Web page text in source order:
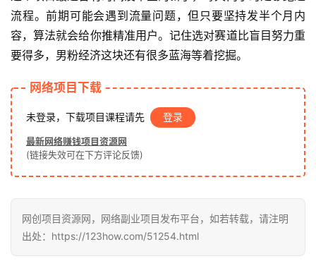
首
页
创
赚
目
流程。前期可能会遇到流量问题，但只要坚持发半个月内
容，算法就会给你推精准用户。记住选对赛道比盲目努力重
要得多，男粉经济这块还有很多蓝海等着挖掘。
网络项目下载
未登录，下载项目课程请先 登录
最新网络赚钱项目资源网
(链接失效可在下方评论反馈)
网创项目资源网，网络副业项目发布平台，如若转载，请注明
出处：https://123how.com/51254.html